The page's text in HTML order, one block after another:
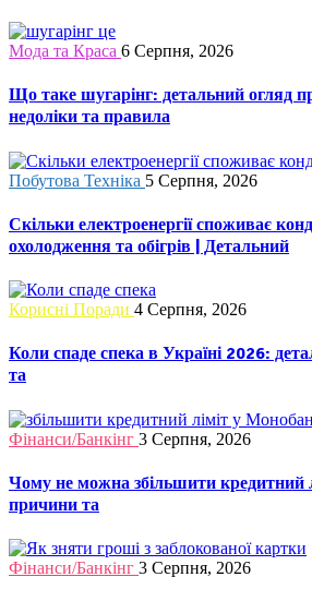
Мода та Краса 6 Серпня, 2026
Що таке шугарінг: детальний огляд
недоліки та правила
Побутова Техніка 5 Серпня, 2026
Скільки електроенергії споживає
охолодження та обігрів | Детальний
Корисні Поради 4 Серпня, 2026
Коли спаде спека в Україні 2026:
та
Фінанси/Банкінг 3 Серпня, 2026
Чому не можна збільшити кредитний
причини та
Фінанси/Банкінг 3 Серпня, 2026